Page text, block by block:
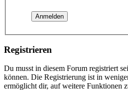
Registrieren
Du musst in diesem Forum registriert
können. Die Registrierung ist in
ermöglicht dir, auf weitere Funktionen